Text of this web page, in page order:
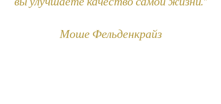
Моше Фельденкрайз